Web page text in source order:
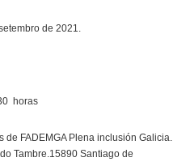
de 2021.
horas
de FADEMGA Plena inclusión Galicia.
Tambre.15890 Santiago de